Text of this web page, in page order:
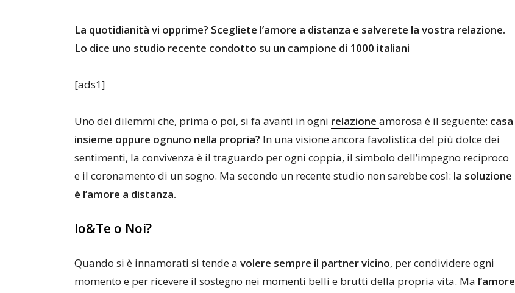
La quotidianità vi opprime? Scegliete l’amore a distanza e salverete la vostra relazione.
Lo dice uno studio recente condotto su un campione di 1000 italiani
[ads1]
Uno dei dilemmi che, prima o poi, si fa avanti in ogni relazione amorosa è il seguente: casa
insieme oppure ognuno nella propria? In una visione ancora favolistica del più dolce dei
sentimenti, la convivenza è il traguardo per ogni coppia, il simbolo dell’impegno reciproco
e il coronamento di un sogno. Ma secondo un recente studio non sarebbe così: la soluzione
è l’amore a distanza.
Io&Te o Noi?
Quando si è innamorati si tende a volere sempre il partner vicino, per condividere ogni
momento e per ricevere il sostegno nei momenti belli e brutti della propria vita. Ma l’amore